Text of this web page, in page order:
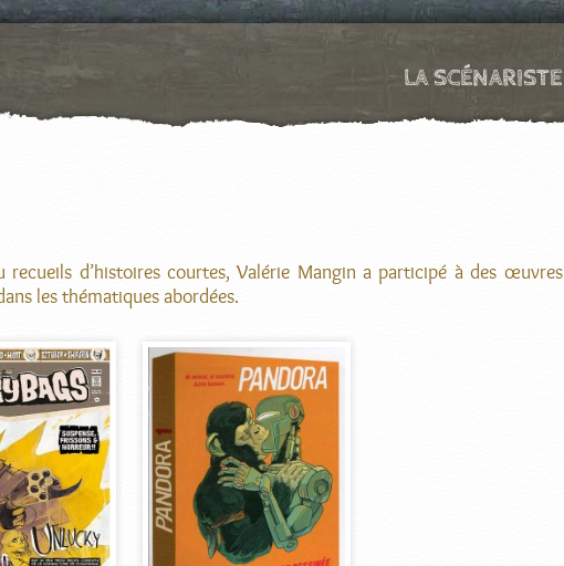
LA SCÉNARISTE
recueils d’histoires courtes, Valérie Mangin a participé à des œuvres
les thématiques abordées.